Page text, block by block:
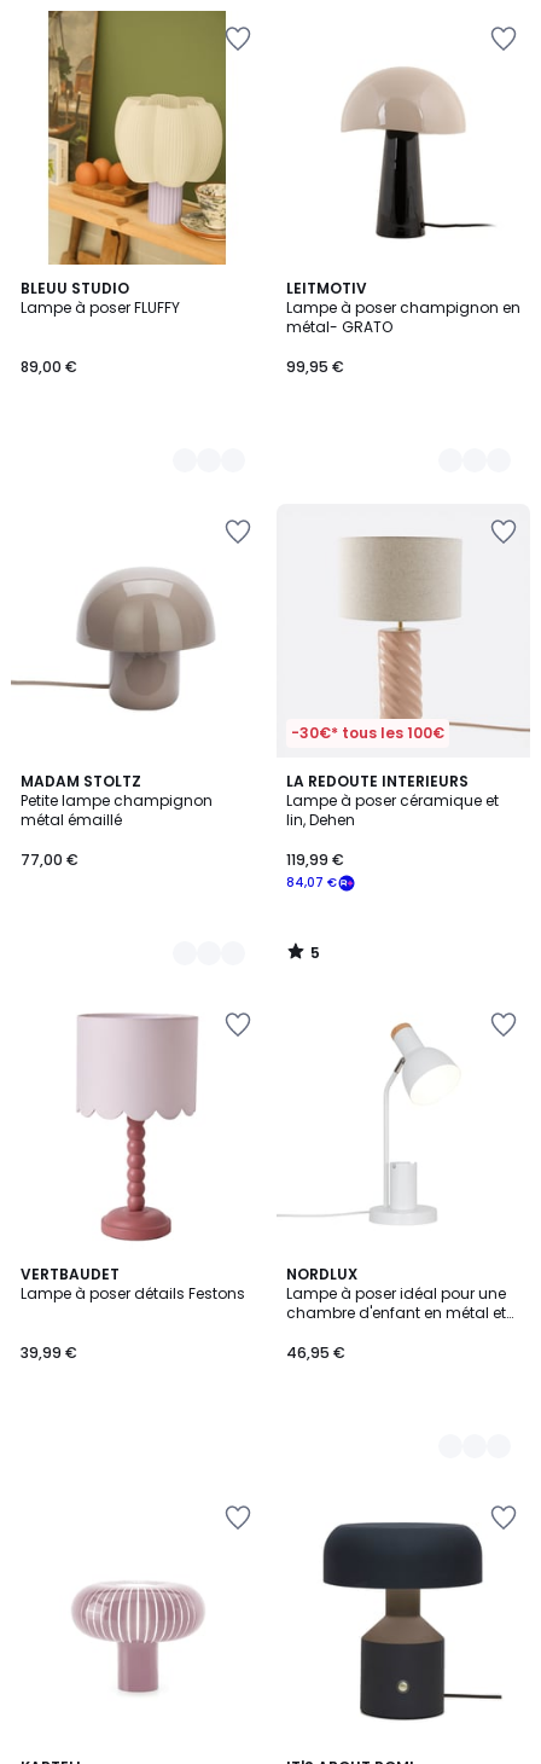
BLEUU STUDIO
Lampe à poser FLUFFY
89,00 €
10
Couleurs
LEITMOTIV
Lampe à poser champignon en
métal- GRATO
99,95 €
4
Couleurs
MADAM STOLTZ
Petite lampe champignon
métal émaillé
77,00 €
5
Couleurs
-30€* tous les 100€
LA REDOUTE INTERIEURS
Lampe à poser céramique et
lin, Dehen
84,07 €
119,99 €
5
/
5
5
/
VERTBAUDET
Lampe à poser détails Festons
39,99 €
NORDLUX
Lampe à poser idéal pour une
chambre d'enfant en métal et
46,95 €
3
Couleurs